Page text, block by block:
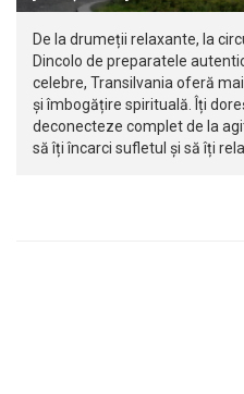
De la drumeții relaxante, la
Dincolo de preparatele
celebre, Transilvania oferă
și îmbogățire spirituală. Îți
deconecteze complet de la
să îți încarci sufletul și să îți